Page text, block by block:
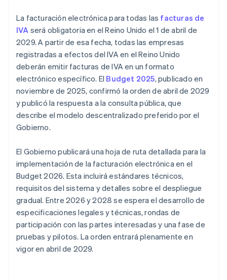
La facturación electrónica para todas las facturas de
IVA será obligatoria en el Reino Unido el 1 de abril de
2029. A partir de esa fecha, todas las empresas
registradas a efectos del IVA en el Reino Unido
deberán emitir facturas de IVA en un formato
electrónico específico. El Budget 2025, publicado en
noviembre de 2025, confirmó la orden de abril de 2029
y publicó la respuesta a la consulta pública, que
describe el modelo descentralizado preferido por el
Gobierno.
El Gobierno publicará una hoja de ruta detallada para la
implementación de la facturación electrónica en el
Budget 2026. Esta incluirá estándares técnicos,
requisitos del sistema y detalles sobre el despliegue
gradual. Entre 2026 y 2028 se espera el desarrollo de
especificaciones legales y técnicas, rondas de
participación con las partes interesadas y una fase de
pruebas y pilotos. La orden entrará plenamente en
vigor en abril de 2029.